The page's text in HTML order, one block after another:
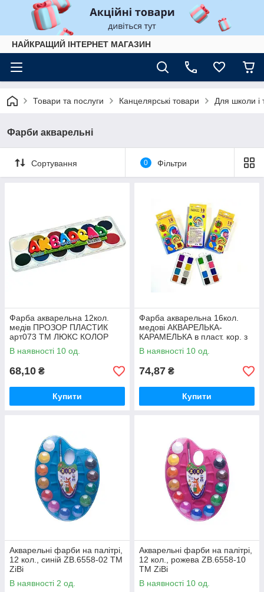
НАЙКРАЩИЙ ІНТЕРНЕТ МАГАЗИН
Товари та послуги Канцелярські товари Для школи і
Фарби акварельні
Сортування 0 Фільтри
Фарба акварельна 12кол.
медів ПРОЗОР ПЛАСТИК
арт073 ТМ ЛЮКС КОЛОР
В наявності 10 од.
68,10 ₴
Купити
Фарба акварельна 16кол.
медові АКВАРЕЛЬКА-
КАРАМЕЛЬКА в пласт. кор. з
Є/П ТМ ТЕТРАДА
В наявності 10 од.
74,87 ₴
Купити
Акварельні фарби на палітрі,
12 кол., синій ZB.6558-02 ТМ
ZiBi
В наявності 2 од.
Акварельні фарби на палітрі,
12 кол., рожева ZB.6558-10
ТМ ZiBi
В наявності 10 од.